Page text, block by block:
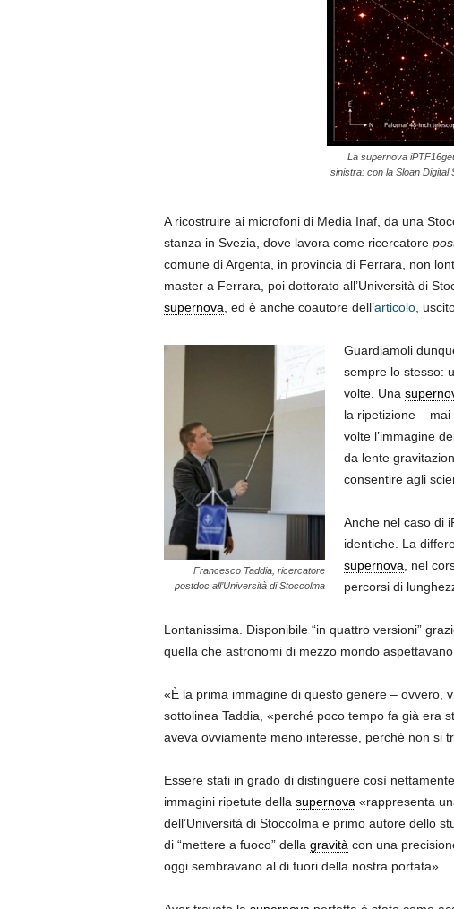
La supernova
sinistra: con la Sloan
A ricostruire ai microfoni di Media Inaf, da una
stanza in Svezia, dove lavora come ricercatore
comune di Argenta, in provincia di Ferrara, non
master a Ferrara, poi dottorato all’Università di
supernova , ed è anche coautore dell’articolo,
Francesco Taddia, ricercatore
postdoc all’Università di Stoccolma
Guardiamoli
sempre lo stesso:
volte. Una
la ripetizione –
volte l’immagine
da lente
consentire agli
Anche nel caso di
identiche. La
supernova , nel
percorsi di
Lontanissima. Disponibile “in quattro versioni”
quella che astronomi di mezzo mondo aspettavano
«È la prima immagine di questo genere – ovvero,
sottolinea Taddia, «perché poco tempo fa già era
aveva ovviamente meno interesse, perché non si
Essere stati in grado di distinguere così
immagini ripetute della supernova «rappresenta
dell’Università di Stoccolma e primo autore dello
di “mettere a fuoco” della gravità con una
oggi sembravano al di fuori della nostra portata».